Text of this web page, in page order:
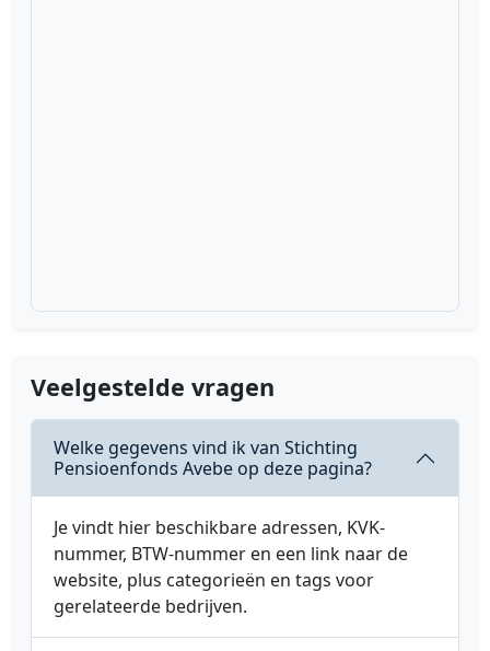
Veelgestelde vragen
Welke gegevens vind ik van Stichting
Pensioenfonds Avebe op deze pagina?
Je vindt hier beschikbare adressen, KVK-
nummer, BTW-nummer en een link naar de
website, plus categorieën en tags voor
gerelateerde bedrijven.